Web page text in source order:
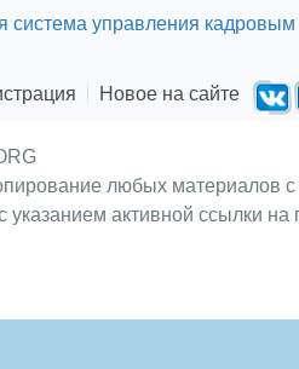
управления кадровым
Новое на сайте
любых материалов
указанием активной ссылки на